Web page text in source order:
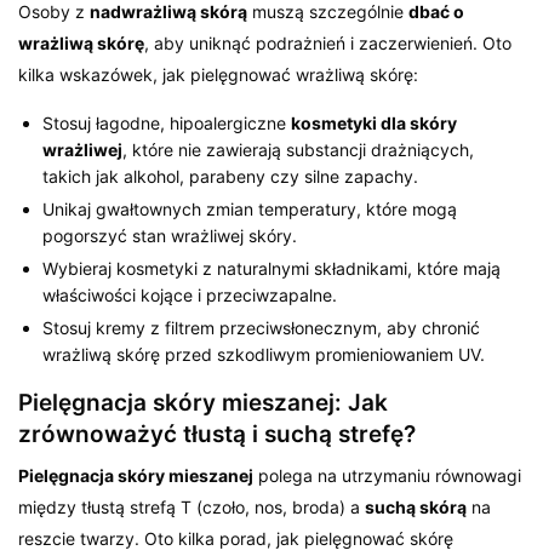
Osoby znadwrażliwą skórą muszą szczególniedbać o
wrażliwą skórę, aby uniknąć podrażnień i zaczerwienień. Oto
kilka wskazówek, jak pielęgnować wrażliwą skórę:
Stosuj łagodne, hipoalergiczne kosmetyki dla skóry
wrażliwej, które nie zawierają substancji drażniących,
takich jak alkohol, parabeny czy silne zapachy.
Unikaj gwałtownych zmian temperatury, które mogą
pogorszyć stan wrażliwej skóry.
Wybieraj kosmetyki z naturalnymi składnikami, które mają
właściwości kojące i przeciwzapalne.
Stosuj kremy z filtrem przeciwsłonecznym, aby chronić
wrażliwą skórę przed szkodliwym promieniowaniem UV.
Pielęgnacja skóry mieszanej: Jak
zrównoważyć tłustą i suchą strefę?
Pielęgnacja skóry mieszanej polega na utrzymaniu równowagi
między tłustą strefą T (czoło, nos, broda) asuchą skórą na
reszcie twarzy. Oto kilka porad, jak pielęgnować skórę